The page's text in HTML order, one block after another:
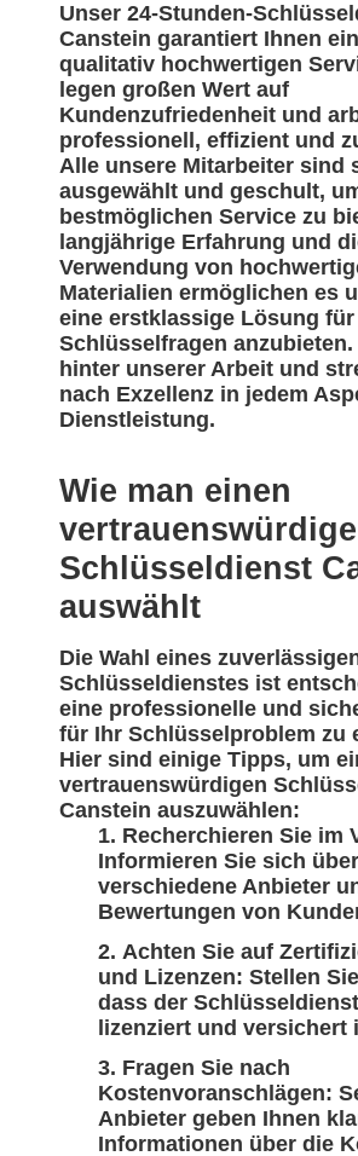
Unser 24-Stunden-
Canstein garantiert Ihnen
qualitativ hochwertigen
legen großen Wert auf
Kundenzufriedenheit und
professionell, effizient und
Alle unsere Mitarbeiter sind
ausgewählt und geschult,
bestmöglichen Service zu
langjährige Erfahrung und
Verwendung von
Materialien ermöglichen es
eine erstklassige Lösung für
Schlüsselfragen
hinter unserer Arbeit und
nach Exzellenz in jedem
Dienstleistung.
Wie man einen
Schlüsseldienst
auswählt
Die Wahl eines
Schlüsseldienstes ist
eine professionelle und
für Ihr Schlüsselproblem zu
Hier sind einige Tipps, um
vertrauenswürdigen
Canstein auszuwählen:
Recherchieren Sie im
Informieren Sie sich über
verschiedene Anbieter
Bewertungen von
Achten Sie auf
und Lizenzen: Stellen
dass der
lizenziert und versichert
Fragen Sie nach
Kostenvoranschlägen:
Anbieter geben Ihnen
Informationen über die